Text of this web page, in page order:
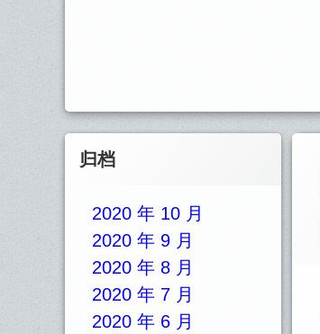
Left
Sidebar
归档
2020 年 10 月
2020 年 9 月
2020 年 8 月
2020 年 7 月
2020 年 6 月